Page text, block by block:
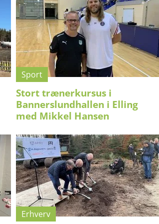
Sport
Stort trænerkursus i
Bannerslundhallen i Elling
med Mikkel Hansen
Erhverv